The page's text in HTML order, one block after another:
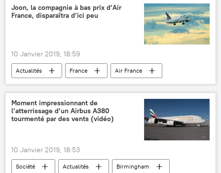
Vladimir Poutine
Donald Tusk
Stepan Bandera
Lech Walesa
Joon, la compagnie à bas prix d’Air
France, disparaîtra d’ici peu
10 Janvier 2019, 18:59
Actualités France
Air France
avion
vol compagnie aérienne
Moment impressionnant de
l’atterrissage d’un Airbus A380
tourmenté par des vents (vidéo)
10 Janvier 2019, 18:53
Société Actualités
Birmingham